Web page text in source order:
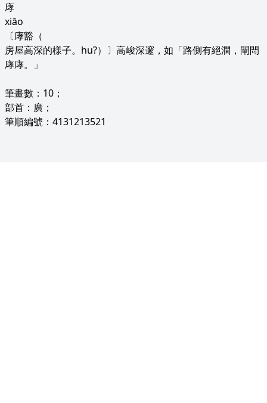
庨
xiāo
〔庨豁（
房屋高深的樣子。hu?）〕高峻深邃，如「路側有絕澗，閘閜
庨庨。」
筆畫數：10；
部首：廣；
筆順編號：4131213521